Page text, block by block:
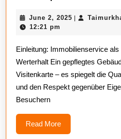
in
Qualität,
und
Werterhalt
pr
June 2, 2025 June
12:21 pm
Einleitung: Immobilienservice
Werterhalt Ein gepflegtes
Visitenkarte – es spiegelt die
und den Respekt gegenüber
Besuchern
Read MoreRead
More